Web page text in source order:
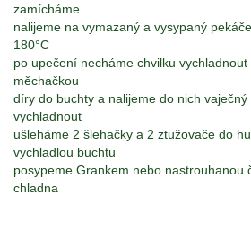
zamícháme
nalijeme na vymazaný a vysypaný
180°C
po upečení necháme chvilku
měchačkou
díry do buchty a nalijeme do nich
vychladnout
ušleháme 2 šlehačky a 2 ztužovače do
vychladlou buchtu
posypeme Grankem nebo nastrouhanou
chladna